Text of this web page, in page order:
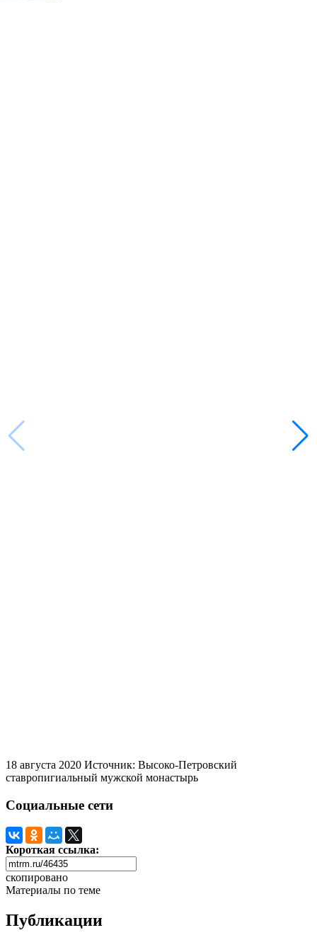
18 августа 2020 Источник: Высоко-Петровский
ставропигиальный мужской монастырь
Социальные сети
Короткая ссылка:
скопировано
Материалы по теме
Публикации